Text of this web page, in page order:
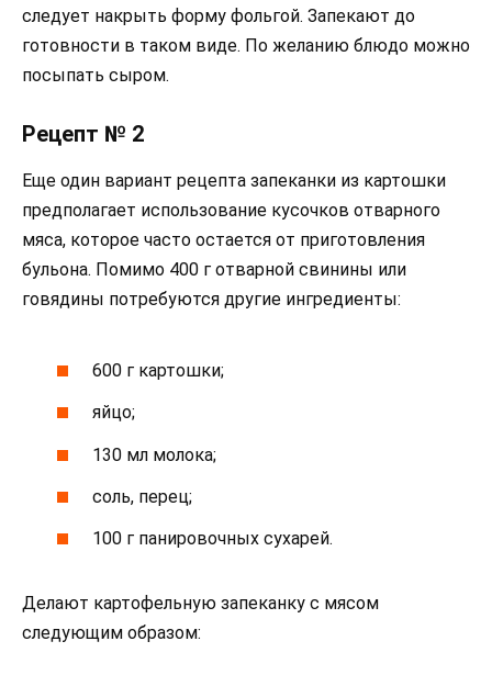
следует накрыть форму фольгой. Запекают до
готовности в таком виде. По желанию блюдо можно
посыпать сыром.
Рецепт № 2
Еще один вариант рецепта запеканки из картошки
предполагает использование кусочков отварного
мяса, которое часто остается от приготовления
бульона. Помимо 400 г отварной свинины или
говядины потребуются другие ингредиенты:
600 г картошки;
яйцо;
130 мл молока;
соль, перец;
100 г панировочных сухарей.
Делают картофельную запеканку с мясом
следующим образом: